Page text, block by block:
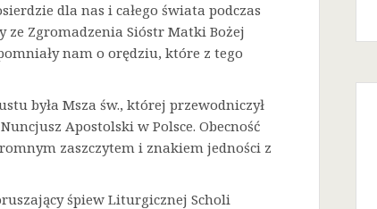
dla nas i całego świata podczas
ze Zgromadzenia Sióstr Matki Bożej
nam o orędziu, które z tego
była Msza św., której przewodniczył
Apostolski w Polsce. Obecność
zaszczytem i znakiem jedności z
śpiew Liturgicznej Scholi